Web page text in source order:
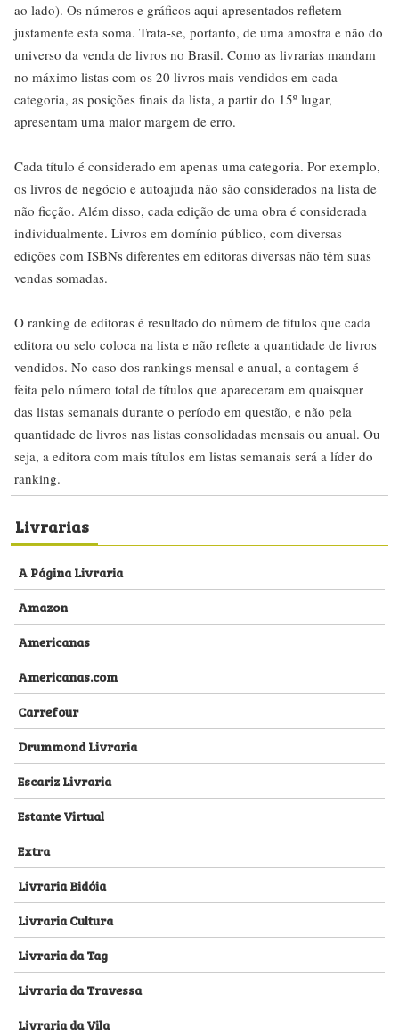
ao lado). Os números e gráficos aqui apresentados refletem
justamente esta soma. Trata-se, portanto, de uma amostra e não do
universo da venda de livros no Brasil. Como as livrarias mandam
no máximo listas com os 20 livros mais vendidos em cada
categoria, as posições finais da lista, a partir do 15º lugar,
apresentam uma maior margem de erro.
Cada título é considerado em apenas uma categoria. Por exemplo,
os livros de negócio e autoajuda não são considerados na lista de
não ficção. Além disso, cada edição de uma obra é considerada
individualmente. Livros em domínio público, com diversas
edições com ISBNs diferentes em editoras diversas não têm suas
vendas somadas.
O ranking de editoras é resultado do número de títulos que cada
editora ou selo coloca na lista e não reflete a quantidade de livros
vendidos. No caso dos rankings mensal e anual, a contagem é
feita pelo número total de títulos que apareceram em quaisquer
das listas semanais durante o período em questão, e não pela
quantidade de livros nas listas consolidadas mensais ou anual. Ou
seja, a editora com mais títulos em listas semanais será a líder do
ranking.
Livrarias
A Página Livraria
Amazon
Americanas
Americanas.com
Carrefour
Drummond Livraria
Escariz Livraria
Estante Virtual
Extra
Livraria Bidóia
Livraria Cultura
Livraria da Tag
Livraria da Travessa
Livraria da Vila